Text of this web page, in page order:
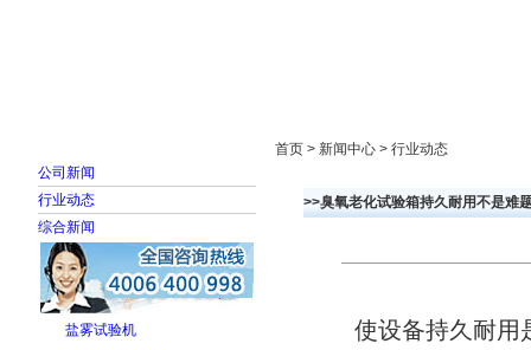
公司新闻
行业动态
综合新闻
盐雾试验机
首页 > 新闻中心 > 行业动态
>>臭氧老化试验箱持久耐用不是难
使设备持久耐用是